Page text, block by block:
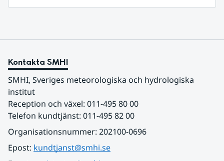
Kontakta SMHI
SMHI, Sveriges meteorologiska och hydrologiska
institut
Reception och växel: 011-495 80 00
Telefon kundtjänst: 011-495 82 00
Organisationsnummer: 202100-0696
Epost: kundtjanst@smhi.se